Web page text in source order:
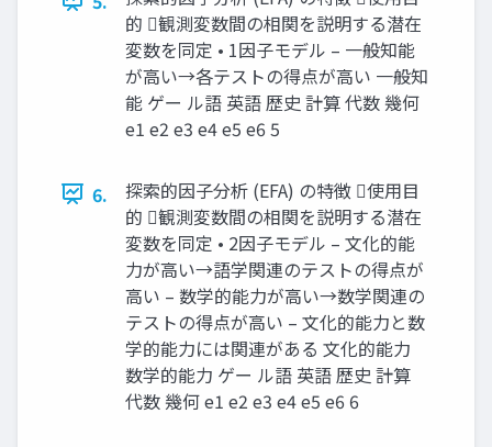
的 観測変数間の相関を説明する潜在
変数を同定 • 1因子モデル – 一般知能
が高い→各テストの得点が高い 一般知
能 ゲー ル語 英語 歴史 計算 代数 幾何
e1 e2 e3 e4 e5 e6 5
6.
探索的因子分析 (EFA) の特徴 使用目
的 観測変数間の相関を説明する潜在
変数を同定 • 2因子モデル – 文化的能
力が高い→語学関連のテストの得点が
高い – 数学的能力が高い→数学関連の
テストの得点が高い – 文化的能力と数
学的能力には関連がある 文化的能力
数学的能力 ゲー ル語 英語 歴史 計算
代数 幾何 e1 e2 e3 e4 e5 e6 6